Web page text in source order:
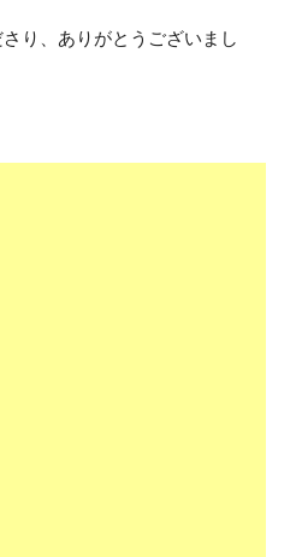
り、ありがとうございまし